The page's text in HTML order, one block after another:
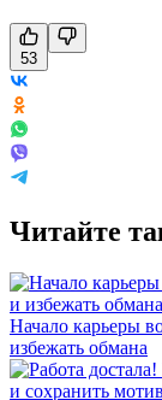
53
Читайте
Начало карьеры
избежать обмана